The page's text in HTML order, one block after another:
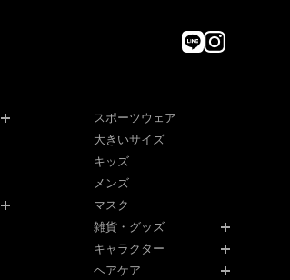
スポーツウェア
大きいサイズ
キッズ
メンズ
マスク
雑貨・グッズ
キャラクター
ヘアケア